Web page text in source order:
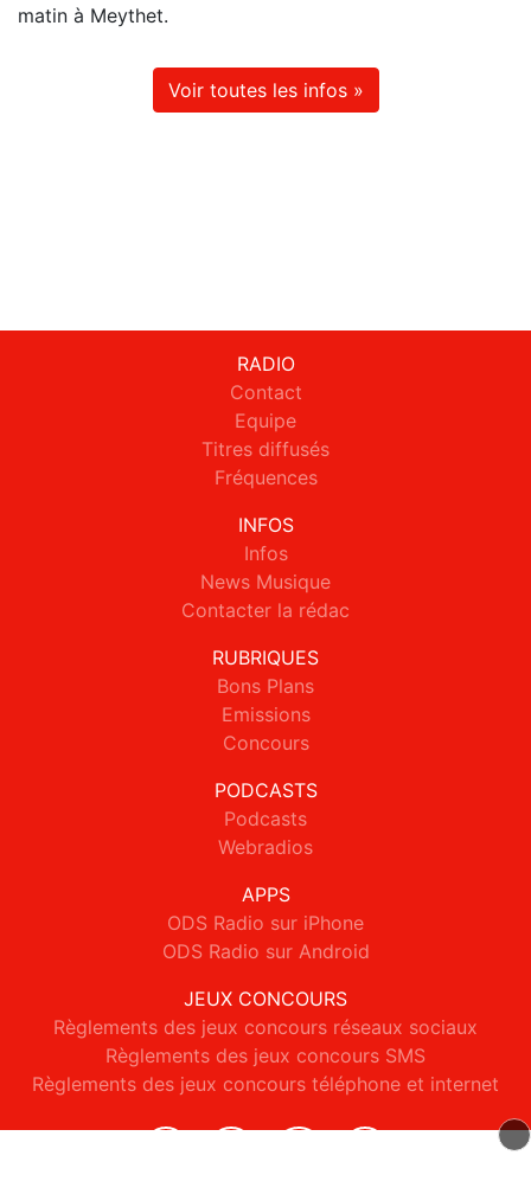
matin à Meythet.
Voir toutes les infos »
RADIO
Contact
Equipe
Titres diffusés
Fréquences
INFOS
Infos
News Musique
Contacter la rédac
RUBRIQUES
Bons Plans
Emissions
Concours
PODCASTS
Podcasts
Webradios
APPS
ODS Radio sur iPhone
ODS Radio sur Android
JEUX CONCOURS
Règlements des jeux concours réseaux sociaux
Règlements des jeux concours SMS
Règlements des jeux concours téléphone et internet